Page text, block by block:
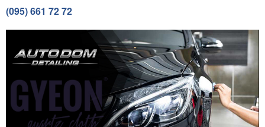
(095) 661 72 72